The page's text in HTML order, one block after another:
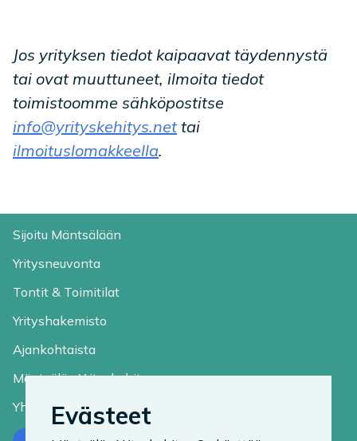
Jos yrityksen tiedot kaipaavat täydennystä
tai ovat muuttuneet, ilmoita tiedot
toimistoomme sähköpostitse
info@yrityskehitys.nettai
ilmoituslomakkeella.
Sijoitu Mäntsälään
Yritysneuvonta
Tontit & Toimitilat
Yrityshakemisto
Ajankohtaista
Mäntsälän Yrityskehitys
YhteystiedotEvästeet